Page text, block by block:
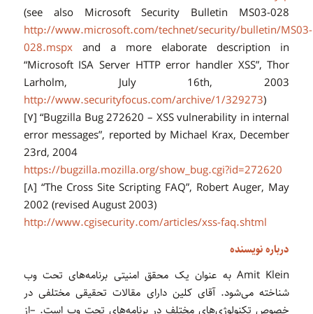
(see also Microsoft Security Bulletin MS03-028
http://www.microsoft.com/technet/security/bulletin/MS03-
028.mspxand a more elaborate description in
“Microsoft ISA Server HTTP error handler XSS”, Thor
Larholm, July 16th, 2003
http://www.securityfocus.com/archive/1/329273)
[۷] “Bugzilla Bug 272620 – XSS vulnerability in internal
error messages”, reported by Michael Krax, December
23rd, 2004
https://bugzilla.mozilla.org/show_bug.cgi?id=272620
[۸] “The Cross Site Scripting FAQ”, Robert Auger, May
2002 (revised August 2003)
http://www.cgisecurity.com/articles/xss-faq.shtml
درباره نویسنده
Amit Klein به عنوان یک محقق امنیتی برنامه‌های تحت وب
شناخته می‌شود. آقای کلین دارای مقالات تحقیقی مختلفی در
خصوص تکنولوژی‌های مختلف در برنامه‌های تحت وب است. –از